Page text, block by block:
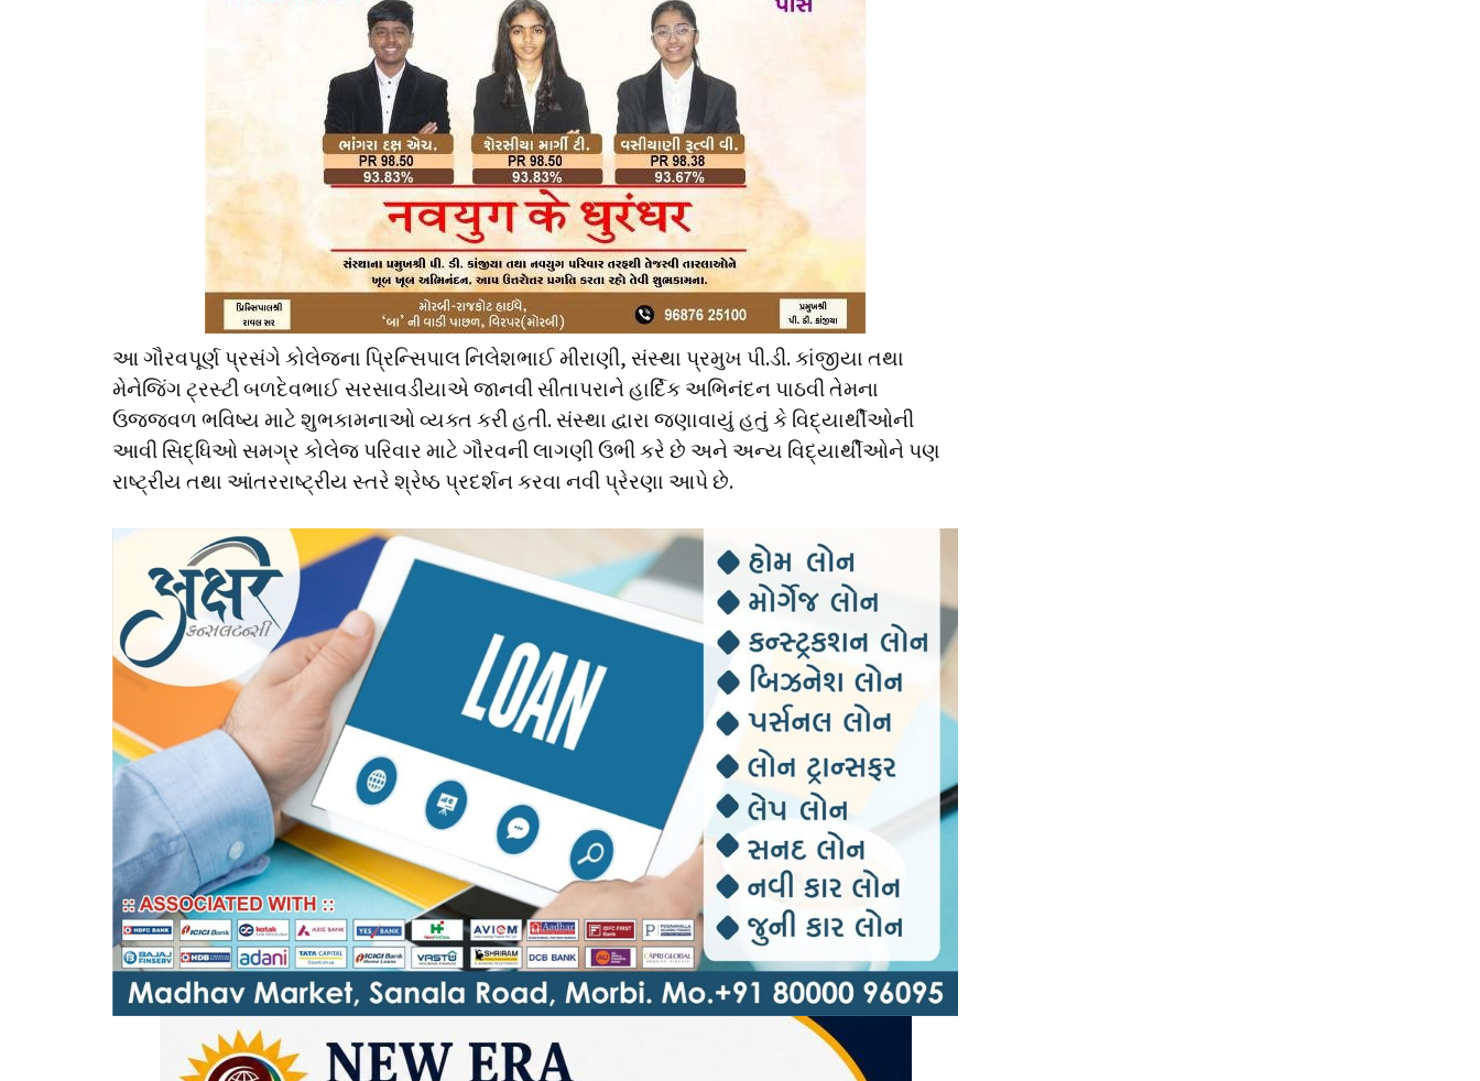
આ ગૌરવપૂર્ણ પ્રસંગે કોલેજના પ્રિન્સિપાલ નિલેશભાઈ મીરાણી, સંસ્થા પ્રમુખ પી.ડી. કાંજીયા તથા
મેનેજિંગ ટ્રસ્ટી બળદેવભાઈ સરસાવડીયાએ જાનવી સીતાપરાને હાર્દિક અભિનંદન પાઠવી તેમના
ઉજ્જવળ ભવિષ્ય માટે શુભકામનાઓ વ્યક્ત કરી હતી. સંસ્થા દ્વારા જણાવાયું હતું કે વિદ્યાર્થીઓની
આવી સિદ્ધિઓ સમગ્ર કોલેજ પરિવાર માટે ગૌરવની લાગણી ઉભી કરે છે અને અન્ય વિદ્યાર્થીઓને પણ
રાષ્ટ્રીય તથા આંતરરાષ્ટ્રીય સ્તરે શ્રેષ્ઠ પ્રદર્શન કરવા નવી પ્રેરણા આપે છે.